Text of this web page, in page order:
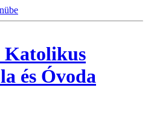
Katolikus
és Óvoda